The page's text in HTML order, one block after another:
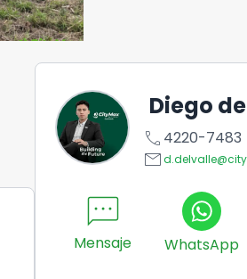
Diego
call 4220-7483
email
sms
Mensaje WhatsApp